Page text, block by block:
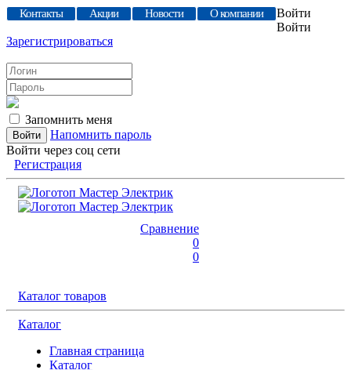
Контакты Акции Новости О компании
Войти
Войти
Зарегистрироваться
Запомнить меня
Напомнить пароль
Войти через соц сети
Регистрация
Сравнение
0
0
Каталог товаров
Каталог
Главная страница
Каталог